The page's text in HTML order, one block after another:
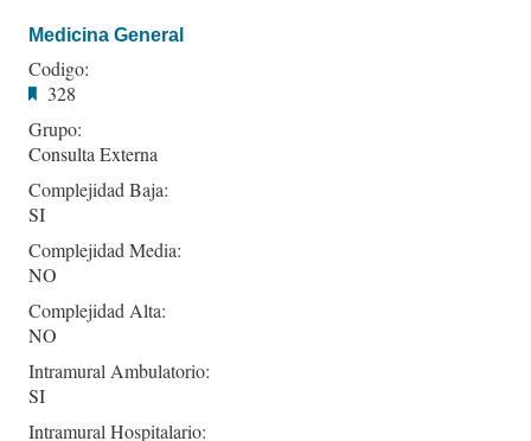
Medicina General
Codigo:
328
Grupo:
Consulta Externa
Complejidad Baja:
SI
Complejidad Media:
NO
Complejidad Alta:
NO
Intramural Ambulatorio:
SI
Intramural Hospitalario: